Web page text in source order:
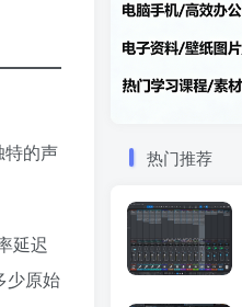
特的声
延迟
少原始
热门推荐